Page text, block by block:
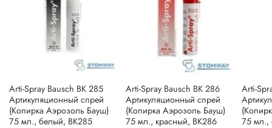
Arti-Spray Bausch BK 285
Артикуляционный спрей
(Копирка Аэрозоль Бауш)
75 мл., белый, BK285
Arti-Spray Bausch BK 286
Артикуляционный спрей
(Копирка Аэрозоль Бауш)
75 мл., красный, BK286
Arti-
75 мл.,